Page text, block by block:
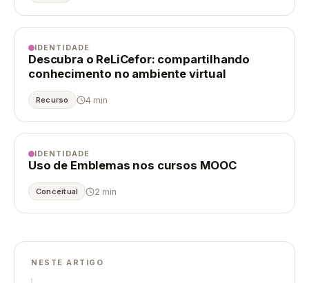
NESTE ARTIGO
IDENTIDADE
Descubra o ReLiCefor: compartilhando
conhecimento no ambiente virtual
Recurso 4 min
IDENTIDADE
Uso de Emblemas nos cursos MOOC
Conceitual 2 min